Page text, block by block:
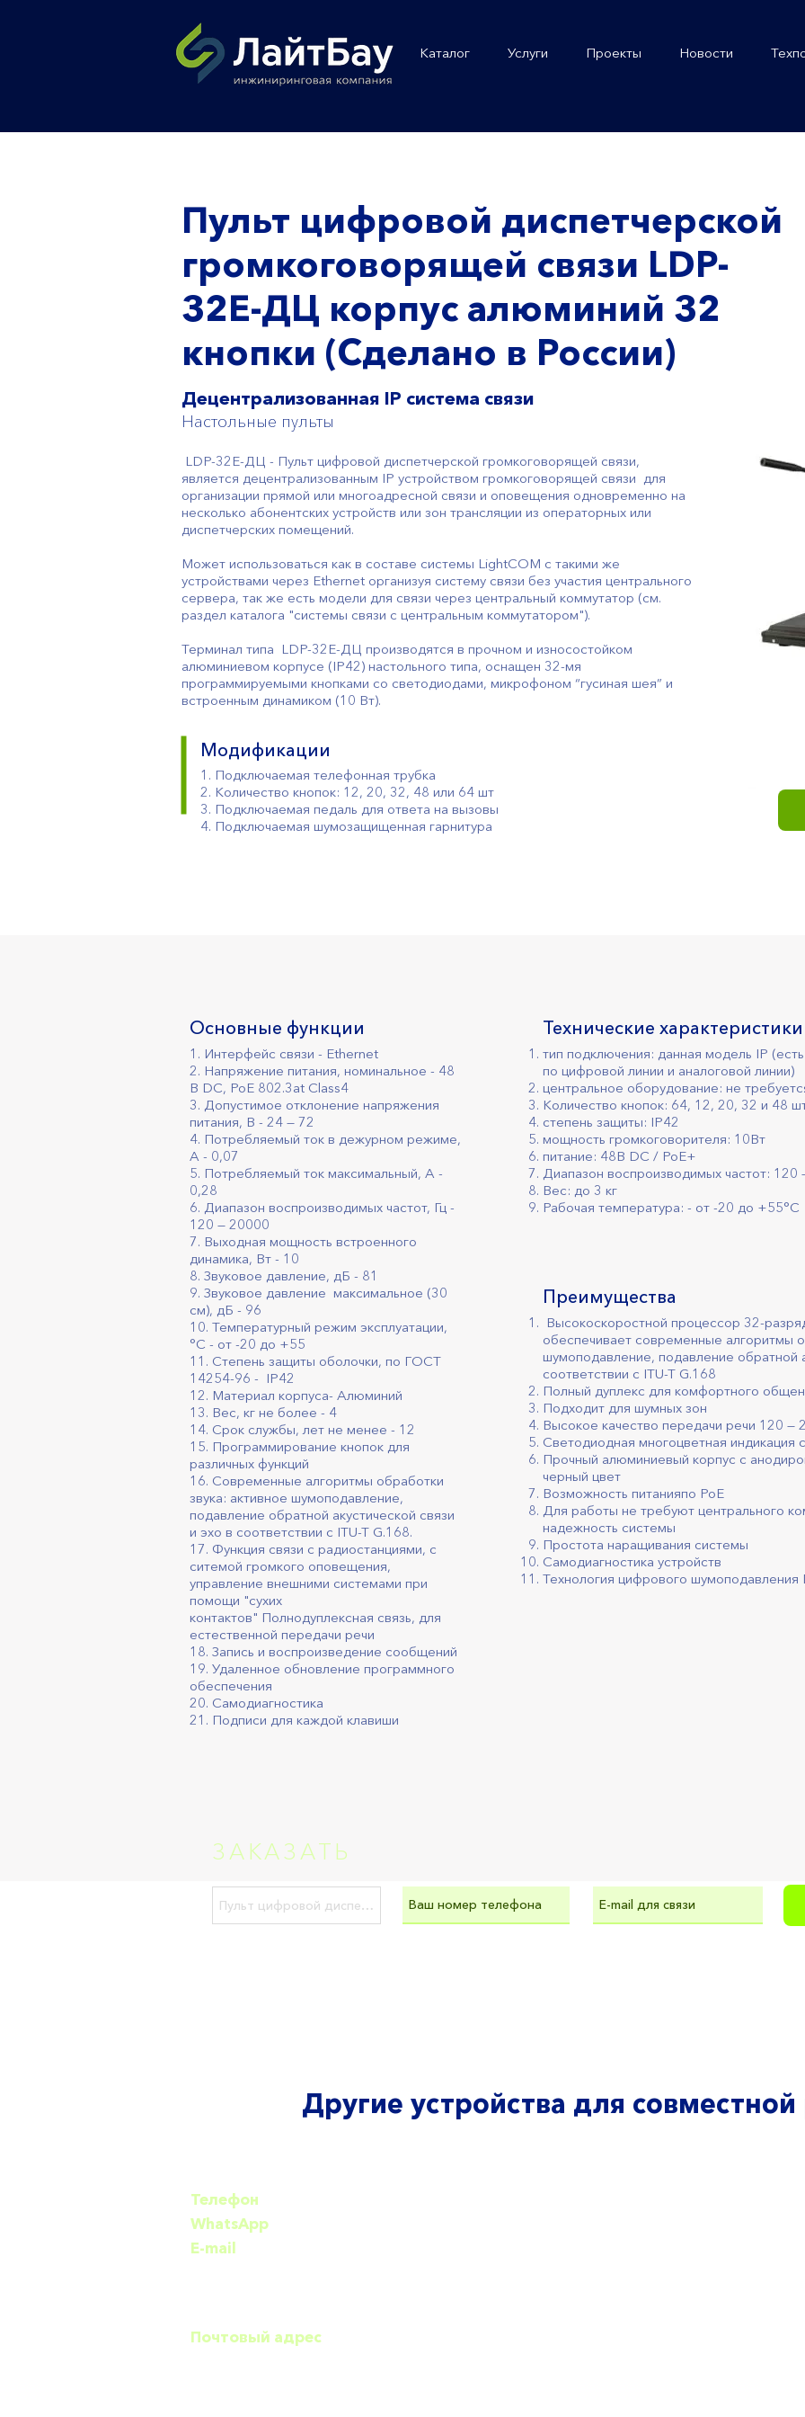
Каталог Услуги Проекты Новости
Пульт цифровой диспетчерской
громкоговорящей связи LDP-
32E-ДЦ корпус алюминий 32
кнопки (Сделано в России)
Децентрализованная IP система связи
LDP-32E-ДЦ - Пульт цифровой диспетчерской громкоговорящей связи,
является децентрализованным IP устройством громкоговорящей связи для
организации прямой или многоадресной связи и оповещения одновременно на
несколько абонентских устройств или зон трансляции из операторных или
диспетчерских помещений.
Может использоваться как в составе системы LightCOM с такими же
устройствами через Ethernet организуя систему связи без участия центрального
сервера, так же есть модели для связи через центральный коммутатор (см.
раздел каталога "системы связи с центральным коммутатором").
Терминал типа LDP-32E-ДЦ производятся в прочном и износостойком
алюминиевом корпусе (IP42) настольного типа, оснащен 32-мя
программируемыми кнопками со светодиодами, микрофоном “гусиная шея” и
встроенным динамиком (10 Вт).
Модификации
1. Подключаемая телефонная трубка
2. Количество кнопок: 12, 20, 32, 48 или 64 шт
3. Подключаемая педаль для ответа на вызовы
4. Подключаемая шумозащищенная гарнитура
Настольные пульты
Основные функции
1. Интерфейс связи - Ethernet
2. Напряжение питания, номинальное - 48
В DC, PoE 802.3at Class4
3. Допустимое отклонение напряжения
питания, В - 24 — 72
4. Потребляемый ток в дежурном режиме,
А - 0,07
5. Потребляемый ток максимальный, А -
0,28
6. Диапазон воспроизводимых частот, Гц -
120 — 20000
7. Выходная мощность встроенного
динамика, Вт - 10
8. Звуковое давление, дБ - 81
9. Звуковое давление максимальное (30
см), дБ - 96
10. Температурный режим эксплуатации,
°С - от -20 до +55
11. Степень защиты оболочки, по ГОСТ
14254-96 - IP42
12. Материал корпуса- Алюминий
13. Вес, кг не более - 4
14. Срок службы, лет не менее - 12
15. Программирование кнопок для
различных функций
16. Cовременные алгоритмы обработки
звука: активное шумоподавление,
подавление обратной акустической связи
и эхо в соответствии с ITU-T G.168.
17. Функция связи с радиостанциями, с
ситемой громкого оповещения,
управление внешними системами при
помощи "сухих
контактов" Полнодуплексная связь, для
естественной передачи речи
18. Запись и воспроизведение сообщений
19. Удаленное обновление программного
обеспечения
20. Самодиагностика
21. Подписи для каждой клавиши
Технические характеристики
тип подключения: данная модель IP
по цифровой линии и аналоговой линии)
центральное оборудование: не
Количество кнопок: 64, 12, 20, 32 и 48
степень защиты: IP42
мощность громкоговорителя: 10Вт
питание: 48В DC / PoE+
Диапазон воспроизводимых частот: 120
Вес: до 3 кг
Рабочая температура: - от -20 до +55°С
Преимущества
Высокоскоростной процессор 32-
обеспечивает современные алгоритмы
шумоподавление, подавление обратной
соответствии с ITU-T G.168
Полный дуплекс для комфортного
Подходит для шумных зон
Высокое качество передачи речи 120 —
Светодиодная многоцветная индикация
Прочный алюминиевый корпус с
черный цвет
Возможность питанияпо PoE
Для работы не требуют центрального
надежность системы
Простота наращивания системы
Самодиагностика устройств
Технология цифрового шумоподавления
ЗАКАЗАТЬ
Другие устройства для
Телефон
WhatsApp
​​E-mail
Почтовый адрес